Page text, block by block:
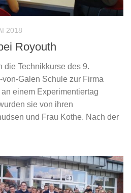
2018
Royouth
die Technikkurse des 9.
Galen Schule zur Firma
einem Experimentiertag
sie von ihren
und Frau Kothe. Nach der